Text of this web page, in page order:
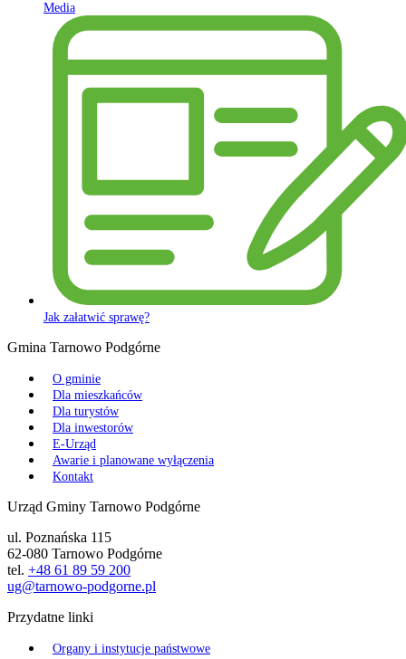
Media
Jak załatwić sprawę?
Gmina Tarnowo Podgórne
O gminie
Dla mieszkańców
Dla turystów
Dla inwestorów
E-Urząd
Awarie i planowane wyłączenia
Kontakt
Urząd Gminy Tarnowo Podgórne
ul. Poznańska 115
62-080 Tarnowo Podgórne
tel. +48 61 89 59 200
ug@tarnowo-podgorne.pl
Przydatne linki
Organy i instytucje państwowe